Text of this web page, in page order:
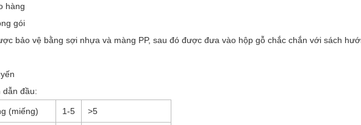
hàng
gói
bảo vệ bằng sợi nhựa và màng PP, sau đó được đưa vào hộp gỗ chắc chắn với sách
dẫn đầu:
(miếng) 1-5 >5